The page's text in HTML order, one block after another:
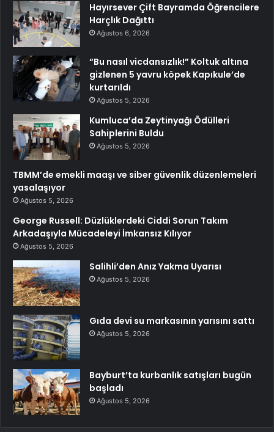
Hayırsever Çift Bayramda Öğrencilere
Harçlık Dağıttı
Ağustos 6, 2026
“Bu nasıl vicdansızlık!” Koltuk altına
gizlenen 5 yavru köpek Kapıkule’de
kurtarıldı
Ağustos 5, 2026
Kumluca’da Zeytinyağı Ödülleri
Sahiplerini Buldu
Ağustos 5, 2026
TBMM’de emekli maaşı ve siber güvenlik düzenlemeleri
yasalaşıyor
Ağustos 5, 2026
George Russell: Düzlüklerdeki Ciddi Sorun Takım
Arkadaşıyla Mücadeleyi İmkansız Kılıyor
Ağustos 5, 2026
Salihli’den Anız Yakma Uyarısı
Ağustos 5, 2026
Gıda devi su markasının yarısını sattı
Ağustos 5, 2026
Bayburt’ta kurbanlık satışları bugün
başladı
Ağustos 5, 2026